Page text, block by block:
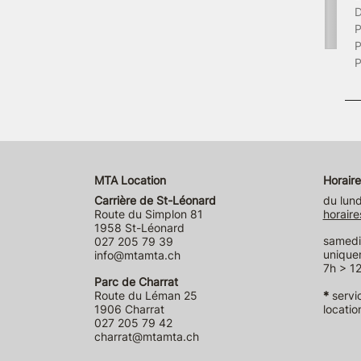
MTA Location
Carrière de St-Léonard
Route du Simplon 81
1958 St-Léonard
027 205 79 39
info@mtamta.ch
Parc de Charrat
Route du Léman 25
1906 Charrat
027 205 79 42
charrat@mtamta.ch
du
7h >
*